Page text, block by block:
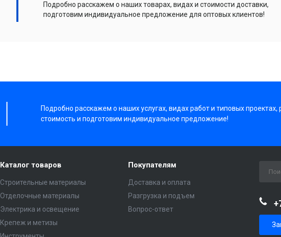
Подробно расскажем о наших товарах, видах и стоимости доставки,
подготовим индивидуальное предложение для оптовых клиентов!
Подробно расскажем о наших услугах, видах работ и типовых проектах,
стоимость и подготовим индивидуальное предложение!
Каталог товаров
Строительные материалы
Отделочные материалы
Электрика и освещение
Крепеж и метизы
Покупателям
Доставка и оплата
Разгрузка и подъем
Вопрос-ответ